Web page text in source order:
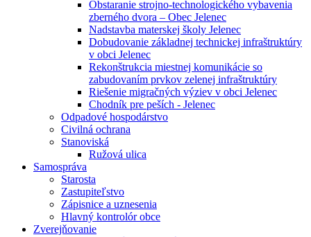
Obstaranie strojno-technologického vybavenia
zberného dvora – Obec Jelenec
Nadstavba materskej školy Jelenec
Dobudovanie základnej technickej infraštruktúry
v obci Jelenec
Rekonštrukcia miestnej komunikácie so
zabudovaním prvkov zelenej infraštruktúry
Riešenie migračných výziev v obci Jelenec
Chodník pre peších - Jelenec
Odpadové hospodárstvo
Civilná ochrana
Stanoviská
Ružová ulica
Samospráva
Starosta
Zastupiteľstvo
Zápisnice a uznesenia
Hlavný kontrolór obce
Zverejňovanie